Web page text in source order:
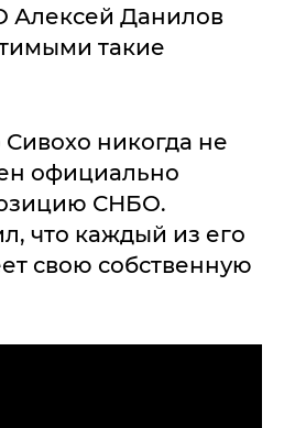
Алексей Данилов
такие
никогда не
официально
СНБО.
что каждый из его
свою собственную